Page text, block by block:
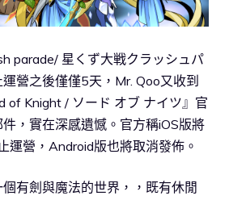
parade/ 星くず大戦クラッシュパ
營之後僅僅5天，Mr. Qoo又收到
of Knight / ソード オブ ナイツ』官
，實在深感遺憾。官方稱iOS版將
運營，Android版也將取消發佈。
有劍與魔法的世界，，既有休閒